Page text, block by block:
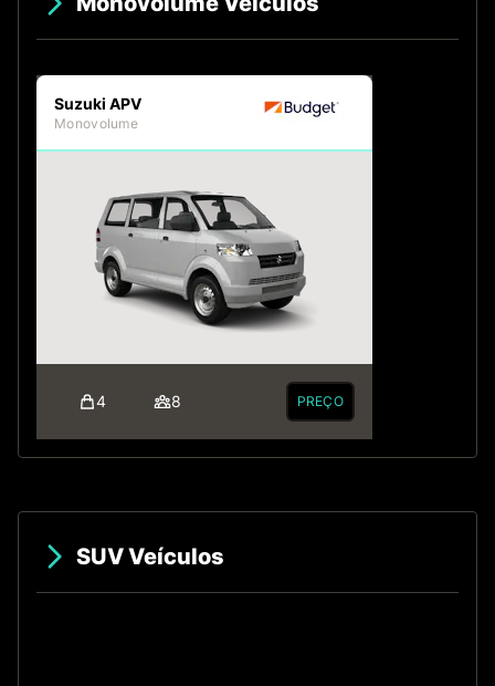
Suzuki APV
Monovolume
4 8 PREÇO
SUV Veículos